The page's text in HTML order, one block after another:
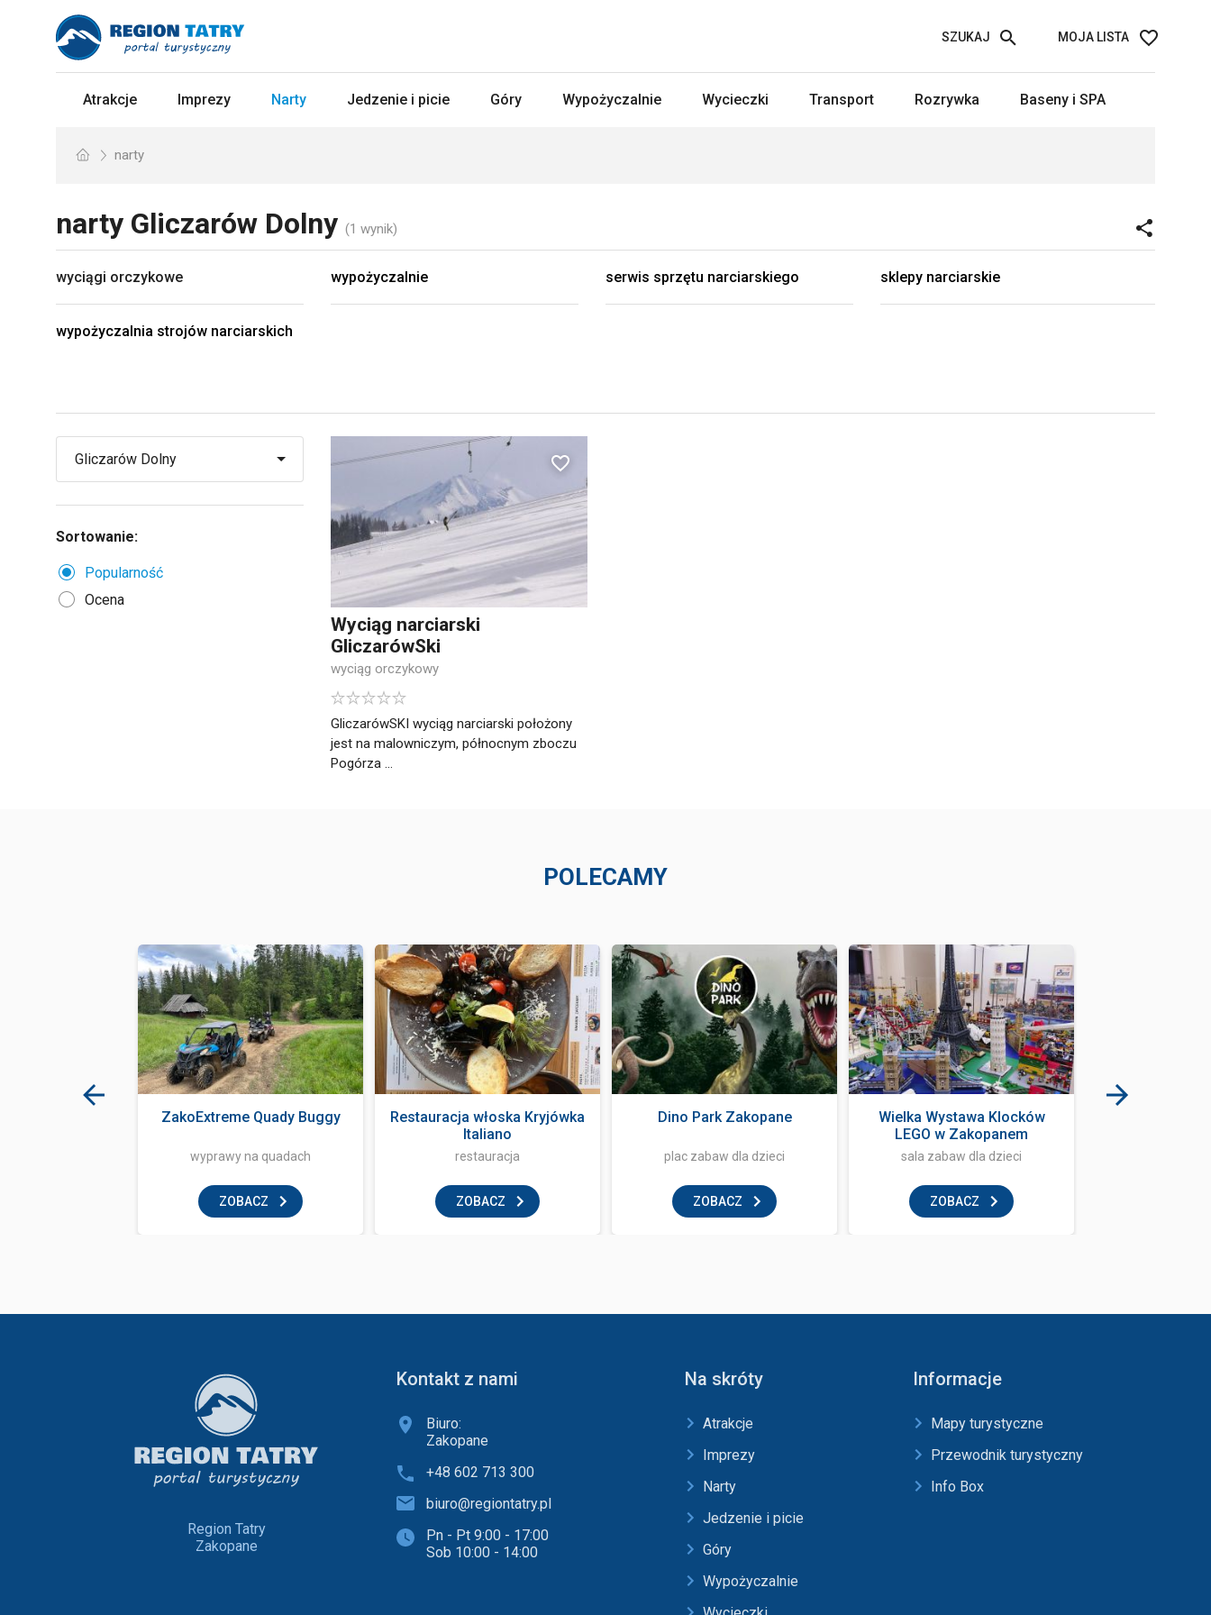
MOJA LISTA
SZUKAJ
Atrakcje Imprezy Narty Jedzenie i picie Góry Wypożyczalnie Wycieczki Transport Rozrywka Baseny i SPA
narty
narty Gliczarów Dolny (1 wynik)
wyciągi orczykowe wypożyczalnie serwis sprzętu narciarskiego sklepy narciarskie
wypożyczalnia strojów narciarskich
Wyciąg narciarski
GliczarówSki
wyciąg orczykowy
GliczarówSKI wyciąg narciarski położony
jest na malowniczym, północnym zboczu
Pogórza ...
Sortowanie:
Popularność
Ocena
POLECAMY
ZakoExtreme Quady Buggy
wyprawy na quadach
ZOBACZ
Restauracja włoska Kryjówka
Italiano
restauracja
ZOBACZ
Dino Park Zakopane
plac zabaw dla dzieci
ZOBACZ
Wielka Wystawa Klocków
LEGO w Zakopanem
sala zabaw dla dzieci
ZOBACZ
Region Tatry
Zakopane
Kontakt z nami
Biuro:
Zakopane
+48 602 713 300
biuro@regiontatry.pl
Pn - Pt 9:00 - 17:00
Sob 10:00 - 14:00
Na skróty
Atrakcje
Imprezy
Narty
Jedzenie i picie
Góry
Wypożyczalnie
Informacje
Mapy turystyczne
Przewodnik turystyczny
Info Box